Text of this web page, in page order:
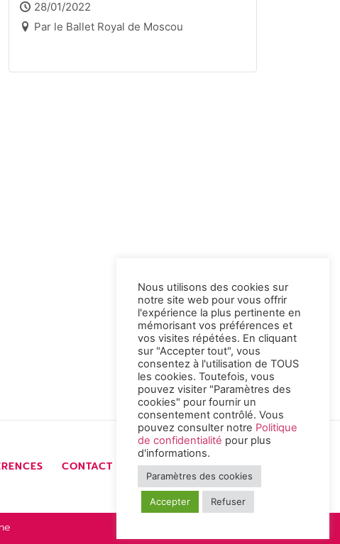
28/01/2022
Par le Ballet Royal de Moscou
CONTACT ESPACE PRO
Nous utilisons des cookies sur
notre site web pour vous offrir
l'expérience la plus pertinente en
mémorisant vos préférences et
vos visites répétées. En cliquant
sur "Accepter tout", vous
consentez à l'utilisation de TOUS
les cookies. Toutefois, vous
pouvez visiter "Paramètres des
cookies" pour fournir un
consentement contrôlé. Vous
pouvez consulter notre Politique
de confidentialité pour plus
d'informations.
Paramètres des cookies
Accepter Refuser